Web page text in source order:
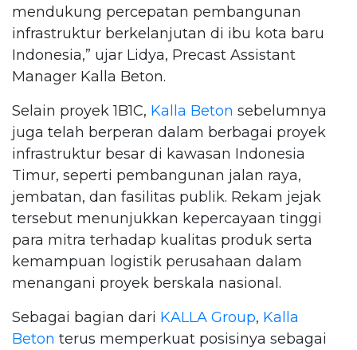
mendukung percepatan pembangunan
infrastruktur berkelanjutan di ibu kota baru
Indonesia,” ujar Lidya, Precast Assistant
Manager Kalla Beton.
Selain proyek 1B1C, Kalla Beton sebelumnya
juga telah berperan dalam berbagai proyek
infrastruktur besar di kawasan Indonesia
Timur, seperti pembangunan jalan raya,
jembatan, dan fasilitas publik. Rekam jejak
tersebut menunjukkan kepercayaan tinggi
para mitra terhadap kualitas produk serta
kemampuan logistik perusahaan dalam
menangani proyek berskala nasional.
Sebagai bagian dari KALLA Group, Kalla
Beton terus memperkuat posisinya sebagai